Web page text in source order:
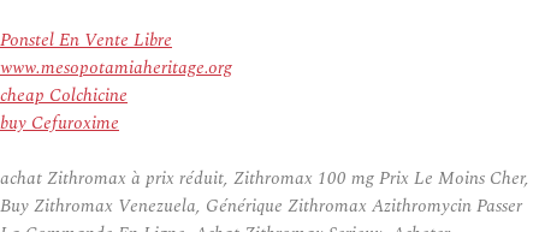
Ponstel En Vente Libre
www.mesopotamiaheritage.org
cheap Colchicine
buy Cefuroxime
achat Zithromax à prix réduit, Zithromax 100 mg Prix Le Moins Cher,
Buy Zithromax Venezuela, Générique Zithromax Azithromycin Passer